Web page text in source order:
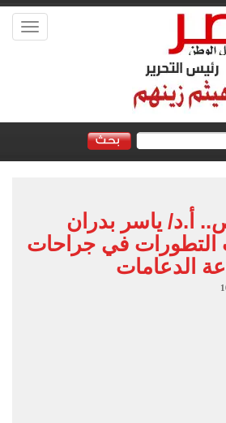
Toggle
أ.د/ ياسر بدران
في جراحات
الدعامات